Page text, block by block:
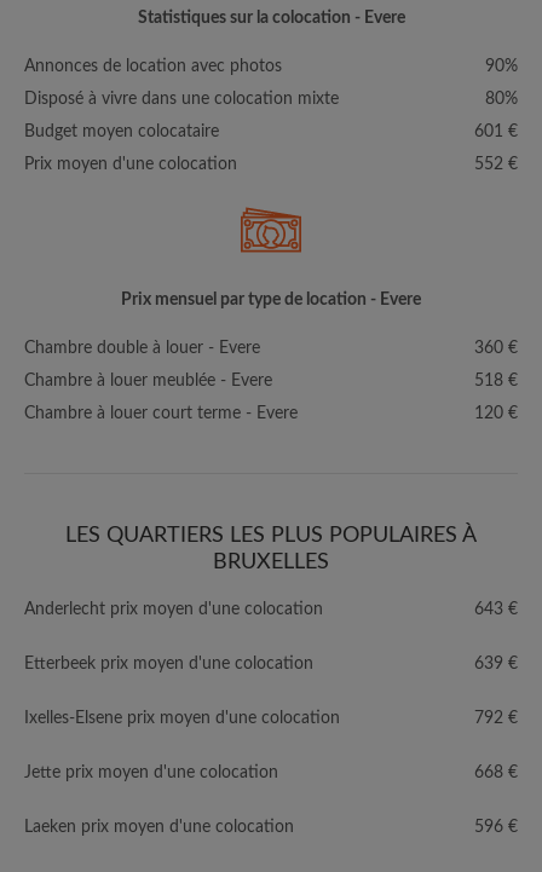
Statistiques sur la colocation - Evere
Annonces de location avec photos
90%
Disposé à vivre dans une colocation mixte
80%
Budget moyen colocataire
601 €
Prix moyen d'une colocation
552 €
Prix mensuel par type de location - Evere
Chambre double à louer - Evere
360 €
Chambre à louer meublée - Evere
518 €
Chambre à louer court terme - Evere
120 €
LES QUARTIERS LES PLUS POPULAIRES À
BRUXELLES
Anderlecht prix moyen d'une colocation 643 €
Etterbeek prix moyen d'une colocation 639 €
Ixelles-Elsene prix moyen d'une colocation 792 €
Jette prix moyen d'une colocation 668 €
Laeken prix moyen d'une colocation 596 €